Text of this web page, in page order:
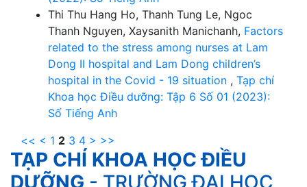
Thi Thu Hang Ho, Thanh Tung Le, Ngoc
Thanh Nguyen, Xaysanith Manichanh, Factors
related to the stress among nurses at Lam
Dong II hospital and Lam Dong children’s
hospital in the Covid - 19 situation , Tạp chí
Khoa học Điều dưỡng: Tập 6 Số 01 (2023):
Số Tiếng Anh
<< < 1 2 3 4 > >>
TẠP CHÍ KHOA HỌC ĐIỀU
DƯỠNG - TRƯỜNG ĐẠI HỌC